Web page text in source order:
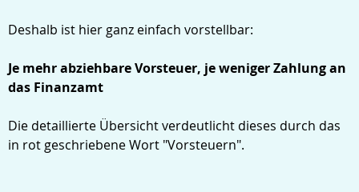
Deshalb ist hier ganz einfach vorstellbar:
Je mehr abziehbare Vorsteuer, je weniger Zahlung an
das Finanzamt
Die detaillierte Übersicht verdeutlicht dieses durch das
in rot geschriebene Wort "Vorsteuern".